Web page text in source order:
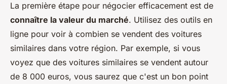
La première étape pour négocier efficacement est de
connaître la valeur du marché. Utilisez des outils en
ligne pour voir à combien se vendent des voitures
similaires dans votre région. Par exemple, si vous
voyez que des voitures similaires se vendent autour
de 8 000 euros, vous saurez que c'est un bon point